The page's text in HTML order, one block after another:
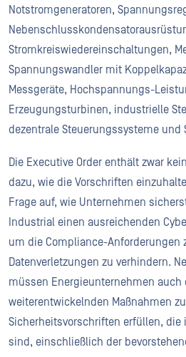
Notstromgeneratoren,
Stromkreiswiedereinschaltungen,
Spannungswandler mit
Messgeräte, Hochspannungs-
Erzeugungsturbinen, industrielle
dezentrale Steuerungssysteme und
Die Executive Order enthält zwar
dazu, wie die Vorschriften
Frage auf, wie Unternehmen
Industrial einen ausreichenden
um die Compliance-Anforderungen
Datenverletzungen zu verhindern.
müssen Energieunternehmen
weiterentwickelnden Maßnahmen
Sicherheitsvorschriften erfüllen, die
sind, einschließlich der